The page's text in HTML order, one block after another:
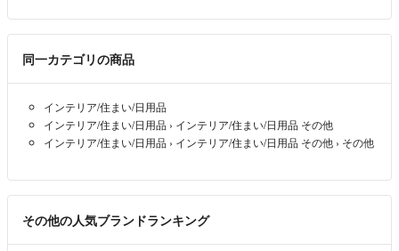
同一カテゴリの商品
インテリア/住まい/日用品
インテリア/住まい/日用品 › インテリア/住まい/日用品 その他
インテリア/住まい/日用品 › インテリア/住まい/日用品 その他 › その他
その他の人気ブランドランキング